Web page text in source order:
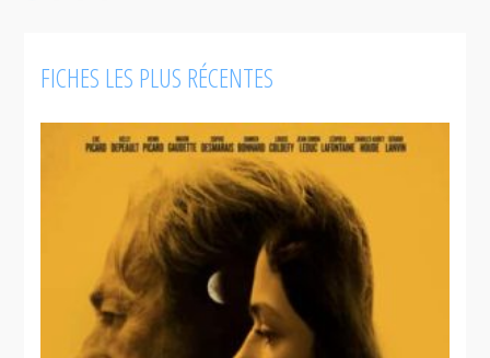
FICHES LES PLUS RÉCENTES